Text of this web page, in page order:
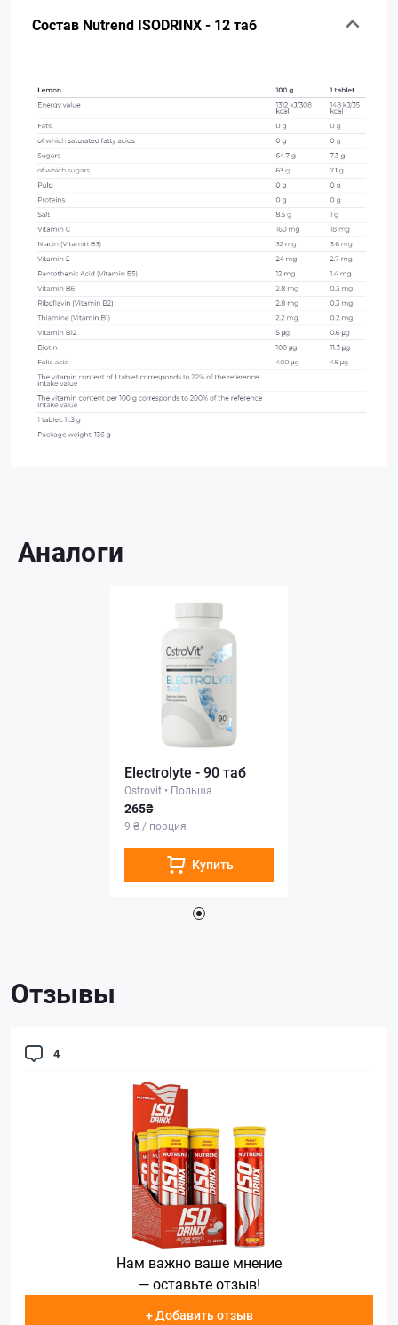
Состав Nutrend ISODRINX - 12 таб
Аналоги
Electrolyte - 90 таб
Ostrovit • Польша
265₴
9 ₴ / порция
Купить
Отзывы
4
Нам важно ваше мнение
— оставьте отзыв!
+ Добавить отзыв